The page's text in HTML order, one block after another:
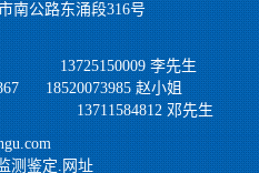
南公路东涌段316号
13725150009 李先生
18520073985 赵小姐
13711584812 邓先生
测鉴定.网址